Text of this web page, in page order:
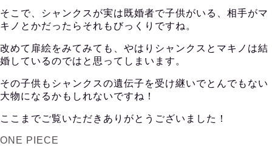
そこで、シャンクスが実は既婚者で子供がいる、相手がマ
キノとかだったらそれもびっくりですね。
改めて扉絵をみてみても、やはりシャンクスとマキノは結
婚しているのではと思ってしまいます。
その子供もシャンクスの遺伝子を受け継いでとんでもない
大物になるかもしれないですね！
ここまでご覧いただきありがとうございました！
ONE PIECE